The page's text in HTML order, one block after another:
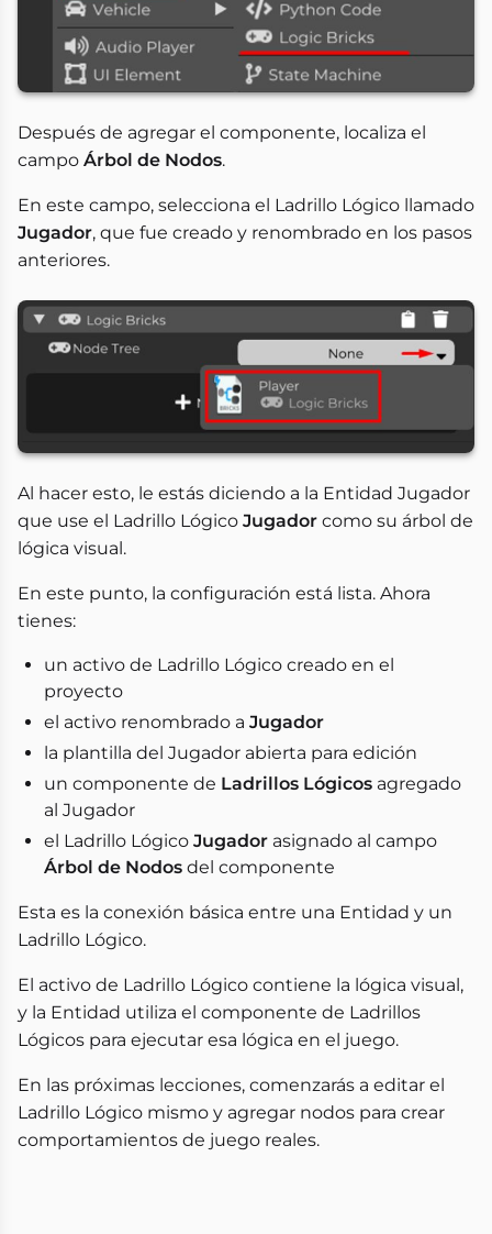
Después de agregar el componente, localiza el
campo Árbol de Nodos.
En este campo, selecciona el Ladrillo Lógico llamado
Jugador, que fue creado y renombrado en los pasos
anteriores.
Al hacer esto, le estás diciendo a la Entidad Jugador
que use el Ladrillo Lógico Jugador como su árbol de
lógica visual.
En este punto, la configuración está lista. Ahora
tienes:
un activo de Ladrillo Lógico creado en el
proyecto
el activo renombrado a Jugador
la plantilla del Jugador abierta para edición
un componente de Ladrillos Lógicos agregado
al Jugador
el Ladrillo Lógico Jugador asignado al campo
Árbol de Nodos del componente
Esta es la conexión básica entre una Entidad y un
Ladrillo Lógico.
El activo de Ladrillo Lógico contiene la lógica visual,
y la Entidad utiliza el componente de Ladrillos
Lógicos para ejecutar esa lógica en el juego.
En las próximas lecciones, comenzarás a editar el
Ladrillo Lógico mismo y agregar nodos para crear
comportamientos de juego reales.